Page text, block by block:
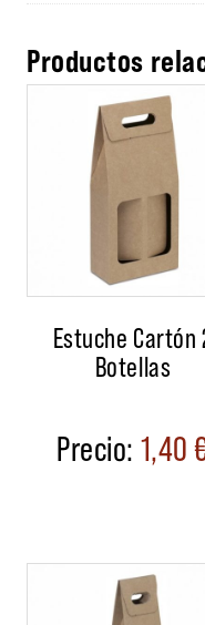
Productos
Estuche Cartón
Botellas
1,40